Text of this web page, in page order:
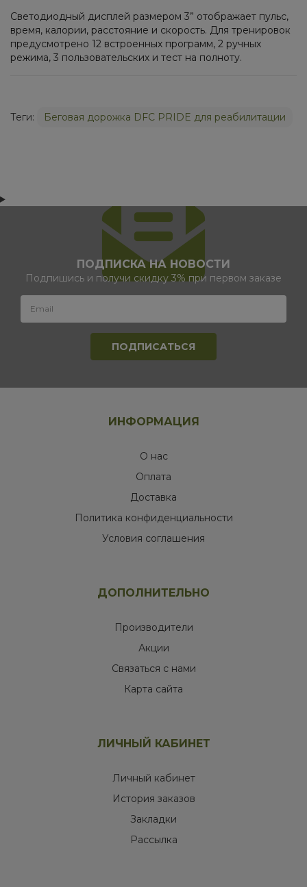
Светодиодный дисплей размером 3” отображает пульс,
время, калории, расстояние и скорость. Для тренировок
предусмотрено 12 встроенных программ, 2 ручных
режима, 3 пользовательских и тест на полноту.
Теги: Беговая дорожка DFC PRIDE для реабилитации
ПОДПИСКА НА НОВОСТИ
Подпишись и получи скидку 3% при первом заказе
ИНФОРМАЦИЯ
О нас
Оплата
Доставка
Политика конфиденциальности
Условия соглашения
ДОПОЛНИТЕЛЬНО
Производители
Акции
Связаться с нами
Карта сайта
ЛИЧНЫЙ КАБИНЕТ
Личный кабинет
История заказов
Закладки
Рассылка